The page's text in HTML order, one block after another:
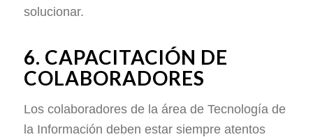
solucionar.
6. CAPACITACIÓN DE
COLABORADORES
Los colaboradores de la área de Tecnología de
la Información deben estar siempre atentos